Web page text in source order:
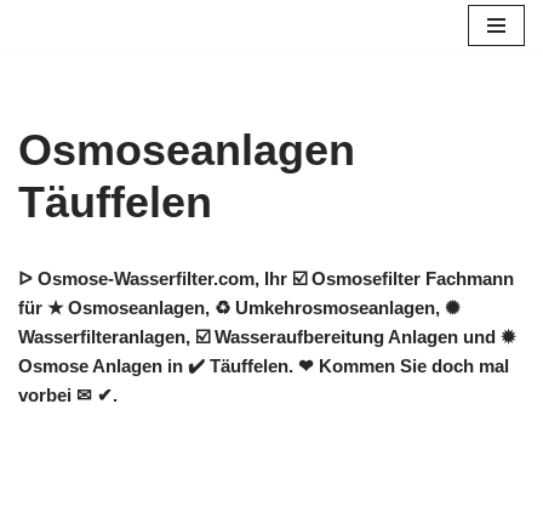
Osmoseanlagen
Täuffelen
ᐅ Osmose-Wasserfilter.com, Ihr ☑️ Osmosefilter Fachmann
für ★ Osmoseanlagen, ♻ Umkehrosmoseanlagen, ✺
Wasserfilteranlagen, ☑️ Wasseraufbereitung Anlagen und ✹
Osmose Anlagen in ✔️ Täuffelen. ❤ Kommen Sie doch mal
vorbei ✉ ✔.